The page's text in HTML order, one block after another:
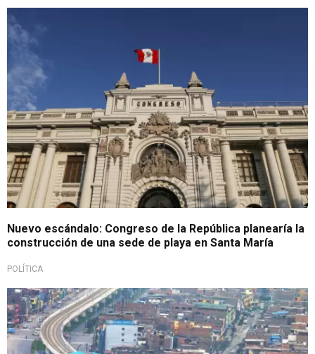
Nuevo escándalo: Congreso de la República planearía la
construcción de una sede de playa en Santa María
POLÍTICA
El más grande y más poblado